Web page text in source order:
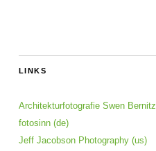
LINKS
Architekturfotografie Swen Bernitz
fotosinn (de)
Jeff Jacobson Photography (us)